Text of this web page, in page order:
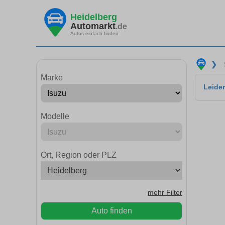
Heidelberg
Automarkt.de
Autos einfach finden
Marke
Modelle
Ort, Region oder PLZ
mehr Filter
Auto finden
❯